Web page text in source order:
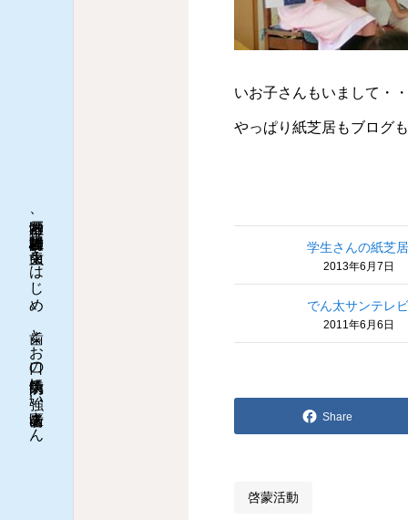
神戸市灘区、阪神岩屋駅前：虫歯をはじめ、歯とお口の病気予防に強い歯医者さん
いお子さんもいまして・
やっぱり紙芝居もブログ
学生さんの紙芝居
2013年6月7日
でん太サンテレ
2011年6月6日
Share
啓蒙活動